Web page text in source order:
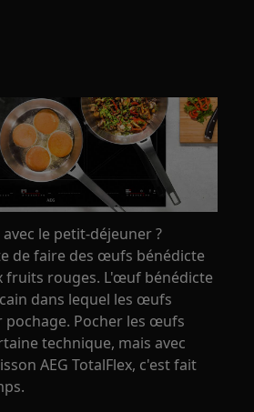
le petit-déjeuner ?
de faire des œufs bénédicte
fruits rouges. L'œuf bénédicte
dans lequel les œufs
Pocher les œufs
technique, mais avec
AEG TotalFlex, c'est fait